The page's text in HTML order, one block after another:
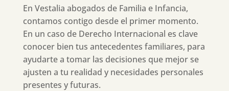
En Vestalia abogados de Familia e Infancia,
contamos contigo desde el primer momento.
En un caso de Derecho Internacional es clave
conocer bien tus antecedentes familiares, para
ayudarte a tomar las decisiones que mejor se
ajusten a tu realidad y necesidades personales
presentes y futuras.